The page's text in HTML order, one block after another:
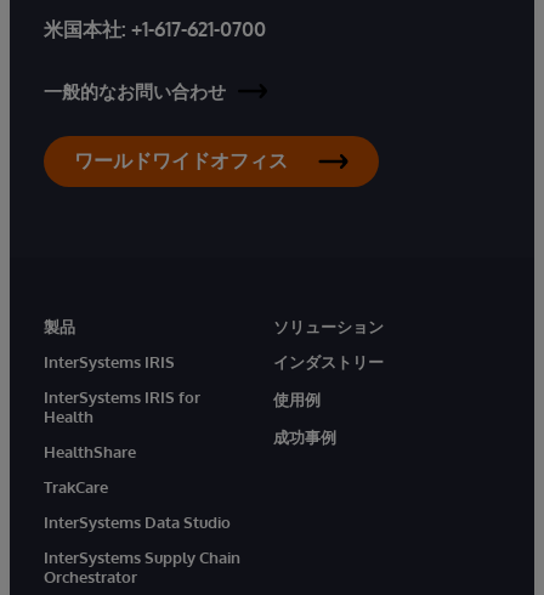
米国本社: +1-617-621-0700
一般的なお問い合わせ
ワールドワイドオフィス
製品
InterSystems IRIS
InterSystems IRIS for
Health
HealthShare
TrakCare
InterSystems Data Studio
InterSystems Supply Chain
Orchestrator
ソリューション
インダストリー
使用例
成功事例